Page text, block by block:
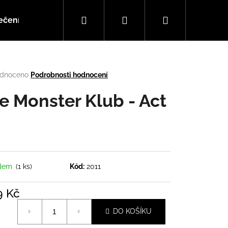
Hudba
Hledat PřihlášeníNákupní
Podrobnosti hodnocení
Monster Klub - Act
(1 ks) Kód: 2011
Kč
DO KOŠÍKU